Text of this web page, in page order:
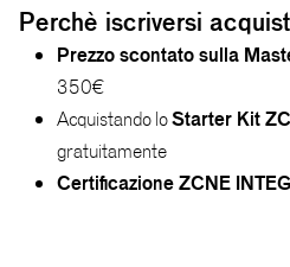
Perchè iscriversi
Prezzo scontato sulla
350€
Acquistando loStarter Kit
gratuitamente
Certificazione ZCNE